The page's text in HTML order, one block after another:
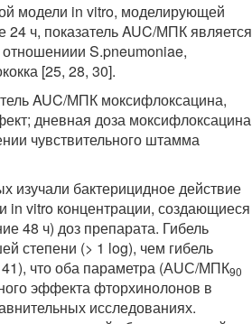
модели in vitro, моделирующей
ч, показатель AUC/МПК является
S.pneumoniae,
[25, 28, 30].
AUC/МПК моксифлоксацина,
дневная доза моксифлоксацина
чувствительного штамма
изучали бактерицидное действие
in vitro концентрации, создающиеся
48 ч) доз препарата. Гибель
степени (> 1 log), чем гибель
41), что оба параметра (АUС/МПК90
эффекта фторхинолонов в
исследованиях.